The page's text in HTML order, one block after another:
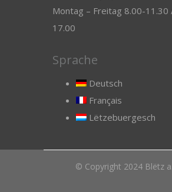
Montag – Freitag 8.00-11.30
17.00
Sprache
Deutsch
Français
Lëtzebuergesch
© Copyright 2024 Blëtz